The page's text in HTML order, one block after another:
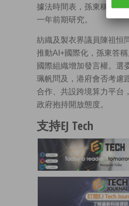
據法時間表，孫東稱已資
一年前期研究。
紡織及製衣界議員陳祖恒
推動AI+國際化，孫東答
國際組織增加發言權。選
珮帆問及，港府會否考慮
合作、共設跨境算力平台
政府抱持開放態度。
支持EJ Tech